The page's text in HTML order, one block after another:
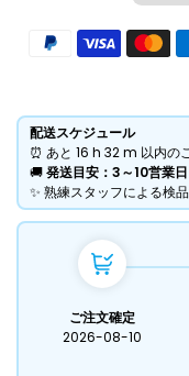
配送スケジュール
⏰ あと 16 h 32 m 以内の
​🚚発送目安：3～10営業日
​✨ 熟練スタッフによる検
ご注文確定
2026-08-10